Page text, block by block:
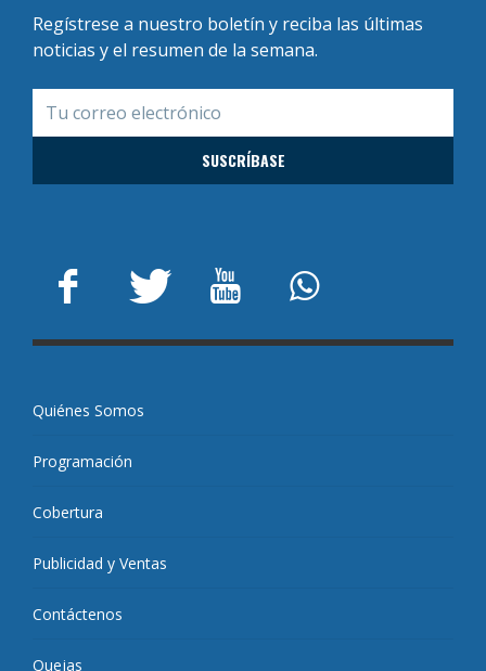
Regístrese a nuestro boletín y reciba las últimas
noticias y el resumen de la semana.
Quiénes Somos
Programación
Cobertura
Publicidad y Ventas
Contáctenos
Quejas